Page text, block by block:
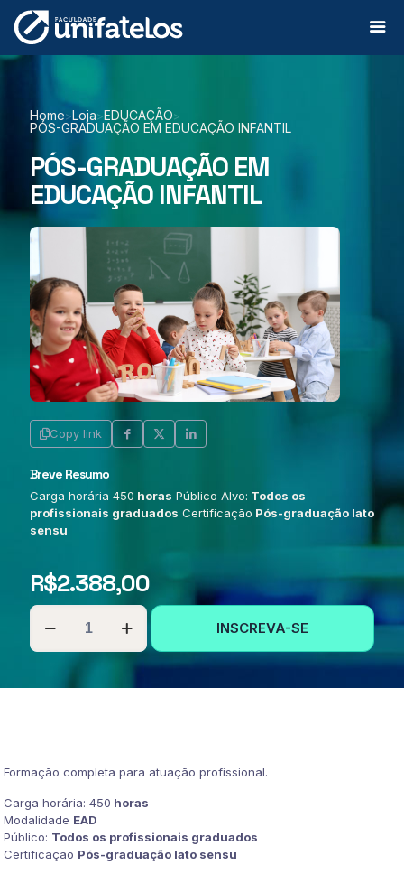
Home>Loja>EDUCAÇÃO>
PÓS-GRADUAÇÃO EM EDUCAÇÃO INFANTIL
PÓS-GRADUAÇÃO EM
EDUCAÇÃO INFANTIL
Copy link
Breve Resumo
Carga horária 450 horas Público Alvo: Todos os
profissionais graduados Certificação Pós-graduação lato
sensu
R$2.388,00
PÓS-
GRADUAÇÃO
EM
INSCREVA-SE
Formação completa para atuação profissional.
Carga horária: 450 horas
Modalidade EAD
Público: Todos os profissionais graduados
Certificação Pós-graduação lato sensu